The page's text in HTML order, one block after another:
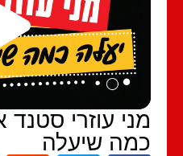
שיעלה